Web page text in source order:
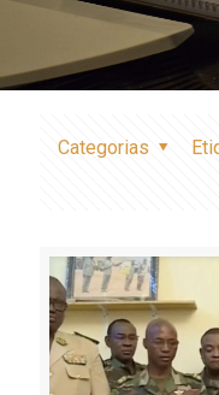
Categorias
Notice: Trying to
bool in
/home/misioner/
functions.phpon